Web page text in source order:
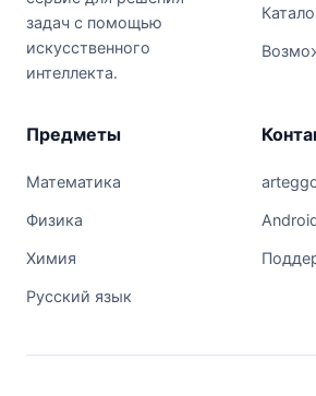
задач с помощью
искусственного
интеллекта.
Предметы
Математика
Физика
Химия
Русский язык